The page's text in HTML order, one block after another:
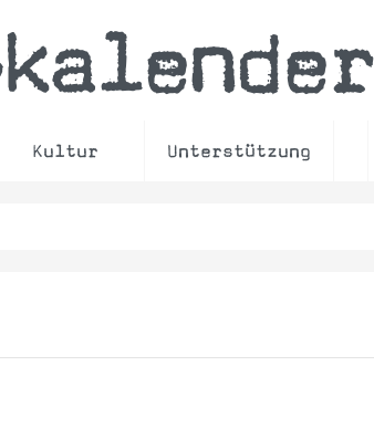
kalender
Kultur Unterstützung